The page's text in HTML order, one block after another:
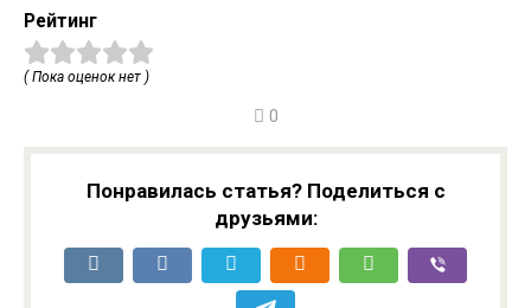
Рейтинг
( Пока оценок нет )
0
Понравилась статья? Поделиться с
друзьями: